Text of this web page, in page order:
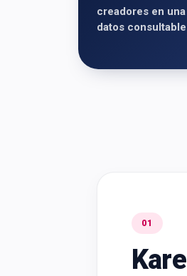
creadores en
datos consultable
01